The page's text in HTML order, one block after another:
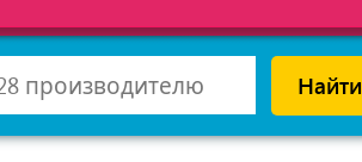
Найти